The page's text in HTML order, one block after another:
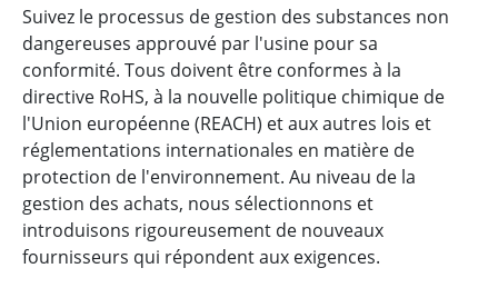
Suivez le processus de gestion des substances non
dangereuses approuvé par l'usine pour sa
conformité. Tous doivent être conformes à la
directive RoHS, à la nouvelle politique chimique de
l'Union européenne (REACH) et aux autres lois et
réglementations internationales en matière de
protection de l'environnement. Au niveau de la
gestion des achats, nous sélectionnons et
introduisons rigoureusement de nouveaux
fournisseurs qui répondent aux exigences.